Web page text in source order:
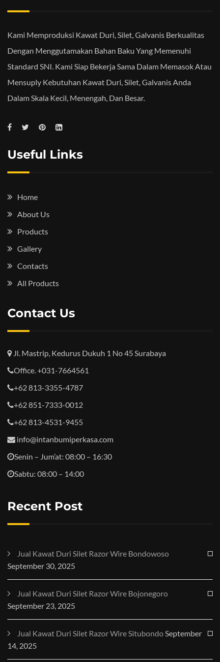
Kami Memproduksi Kawat Duri, Silet, Galvanis Berkualitas
Dengan Menggutamakan Bahan Baku Yang Memenuhi
Standard SNI. Kami Siap Bekerja Sama Dalam Memasok Atau
Mensuply Kebutuhan Kawat Duri, Silet, Galvanis Anda
Dalam Skala Kecil, Menengah, Dan Besar.
Useful Links
Home
About Us
Products
Gallery
Contacts
All Products
Contact Us
Jl. Mastrip, Kedurus Dukuh 1 No 45 Surabaya
Office. +031-7664561
+62 813-3355-4787
+62 851-7333-0012
+62 813-4531-9455
info@intanbumiperkasa.com
Senin – Jum’at: 08:00 – 16:30
Sabtu: 08:00 – 14:00
Recent Post
Jual Kawat Duri Silet Razor Wire Bondowoso
September 30, 2025
Jual Kawat Duri Silet Razor Wire Bojonegoro
September 23, 2025
Jual Kawat Duri Silet Razor Wire Situbondo September
14, 2025